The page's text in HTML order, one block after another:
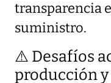
transparencia
suministro.
⚠️ Desafíos
producción